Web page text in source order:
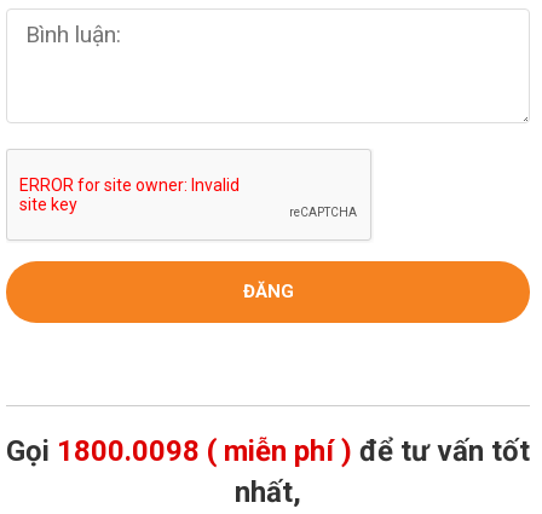
Gọi 1800.0098 ( miễn phí ) để tư vấn tốt
nhất,